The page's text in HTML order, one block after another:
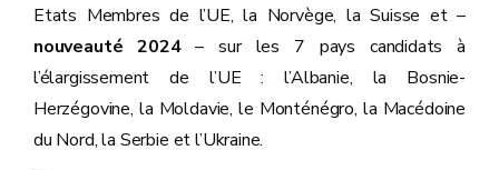
Etats Membres de l’UE, la Norvège, la Suisse et –
nouveauté 2024– sur les 7 pays candidats à
l’élargissement de l’UE : l’Albanie, la Bosnie-
Herzégovine, la Moldavie, le Monténégro, la Macédoine
du Nord, la Serbie et l’Ukraine.